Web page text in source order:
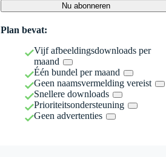
Nu abonneren
Plan bevat:
Vijf afbeeldingsdownloads per
maand
Één bundel per maand
Geen naamsvermelding vereist
Snellere downloads
Prioriteitsondersteuning
Geen advertenties